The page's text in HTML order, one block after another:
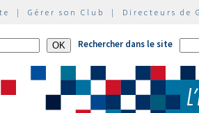
| Gérer son Club | Directeurs de
Rechercher dans le site